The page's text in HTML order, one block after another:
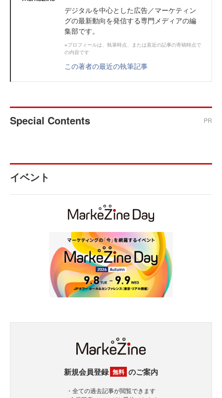
デジタルを中心とした広告／マーケティン
グの最新動向を発信する専門メディアの編
集部です。
※プロフィールは、執筆時点、または直近の記事の寄稿時点で
の内容です
この著者の最近の執筆記事
Special Contents PR
イベント
新規会員登録 無料 のご案内
・全ての過去記事が閲覧できます